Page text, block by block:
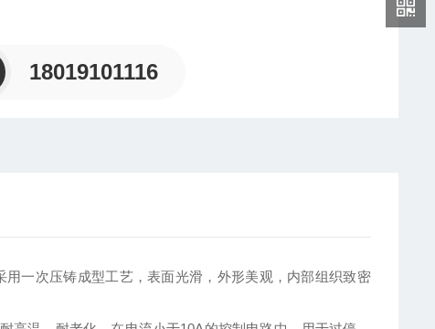
18019101116
一次压铸成型工艺，表面光滑，外形美观，内部组织致密